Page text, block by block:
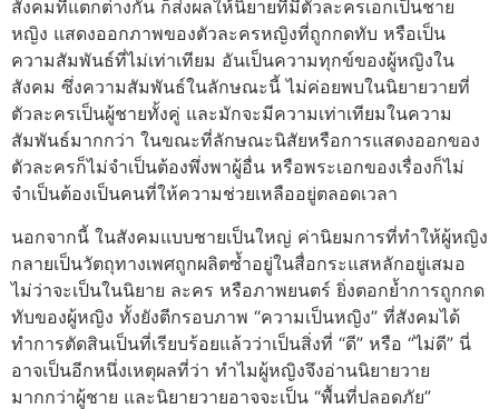
สังคมที่แตกต่างกัน ก็ส่งผลให้นิยายที่มีตัวละครเอกเป็นชาย
หญิง แสดงออกภาพของตัวละครหญิงที่ถูกกดทับ หรือเป็น
ความสัมพันธ์ที่ไม่เท่าเทียม อันเป็นความทุกข์ของผู้หญิงใน
สังคม ซึ่งความสัมพันธ์ในลักษณะนี้ ไม่ค่อยพบในนิยายวายที่
ตัวละครเป็นผู้ชายทั้งคู่ และมักจะมีความเท่าเทียมในความ
สัมพันธ์มากกว่า ในขณะที่ลักษณะนิสัยหรือการแสดงออกของ
ตัวละครก็ไม่จำเป็นต้องพึ่งพาผู้อื่น หรือพระเอกของเรื่องก็ไม่
จำเป็นต้องเป็นคนที่ให้ความช่วยเหลืออยู่ตลอดเวลา
นอกจากนี้ ในสังคมแบบชายเป็นใหญ่ ค่านิยมการที่ทำให้ผู้หญิง
กลายเป็นวัตถุทางเพศถูกผลิตซ้ำอยู่ในสื่อกระแสหลักอยู่เสมอ
ไม่ว่าจะเป็นในนิยาย ละคร หรือภาพยนตร์ ยิ่งตอกย้ำการถูกกด
ทับของผู้หญิง ทั้งยังตีกรอบภาพ “ความเป็นหญิง” ที่สังคมได้
ทำการตัดสินเป็นที่เรียบร้อยแล้วว่าเป็นสิ่งที่ “ดี” หรือ “ไม่ดี” นี่
อาจเป็นอีกหนึ่งเหตุผลที่ว่า ทำไมผู้หญิงจึงอ่านนิยายวาย
มากกว่าผู้ชาย และนิยายวายอาจจะเป็น “พื้นที่ปลอดภัย”